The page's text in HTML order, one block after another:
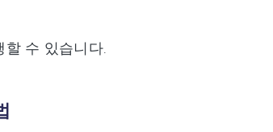
수 있습니다.